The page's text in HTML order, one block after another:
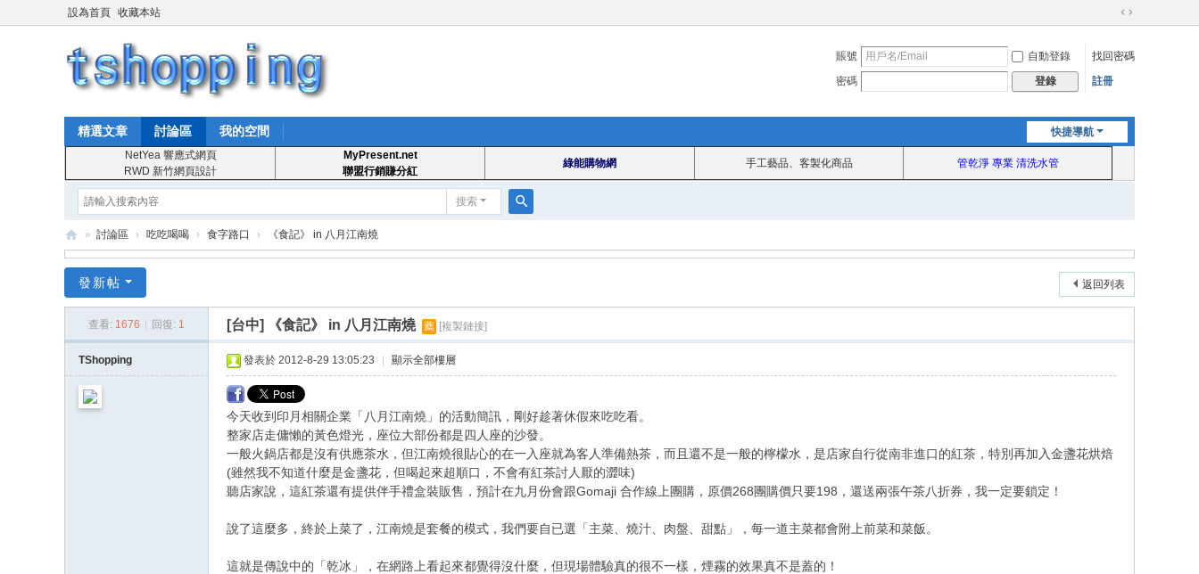
設為首頁 收藏本站
切
到
賬號 自動登錄
找回密碼
密碼
登錄 註冊
快捷導航
精選文章 討論區 我的空間
NetYea 響應式網頁
RWD 新竹網頁設計
MyPresent.net
聯盟行銷賺分紅
綠能購物網 手工藝品、客製化商品 管乾淨 專業 清洗水管
搜索
索
T
ho
pp
» 討論區 › 吃吃喝喝 › 食字路口 › 《食記》 in 八月江南燒
返回列表
發新帖
查看: 1676 回復: 1 [台中] 《食記》 in 八月江南燒 薦 [複製鏈接]
TShopping 發表於 2012-8-29 13:05:23 顯示全部樓層
今天收到印月相關企業「八月江南燒」的活動簡訊，剛好趁著休假來吃吃看。
整家店走傭懶的黃色燈光，座位大部份都是四人座的沙發。
一般火鍋店都是沒有供應茶水，但江南燒很貼心的在一入座就為客人準備熱茶，而且還不是一般的檸檬水，是店家自行從南非進口的紅茶，特別再加入金盞花烘焙
(雖然我不知道什麼是金盞花，但喝起來超順口，不會有紅茶討人厭的澀味)
聽店家說，這紅茶還有提供伴手禮盒裝販售，預計在九月份會跟Gomaji 合作線上團購，原價268團購價只要198，還送兩張午茶八折券，我一定要鎖定！
說了這麼多，終於上菜了，江南燒是套餐的模式，我們要自已選「主菜、燒汁、肉盤、甜點」，每一道主菜都會附上前菜和菜飯。
這就是傳說中的「乾冰」，在網路上看起來都覺得沒什麼，但現場體驗真的很不一樣，煙霧的效果真不是蓋的！